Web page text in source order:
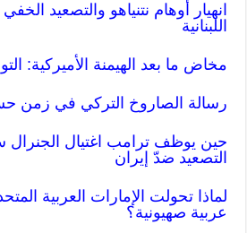
انهيار أوهام نتنياهو والتصعيد
اللبنانية
مخاض ما بعد الهيمنة الأميركية:
رسالة الصاروخ التركي في زمن
حين يوظف ترامب اغتيال الجنرال
التصعيد ضدّ إيران
لماذا تحولت الإمارات العربية
عربية صهيونية؟